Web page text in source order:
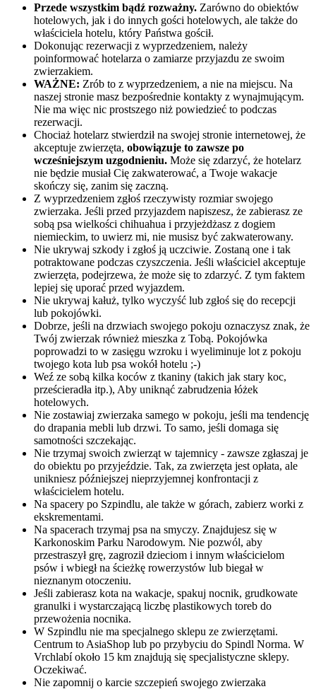
Przede wszystkim bądź rozważny. Zarówno do obiektów
hotelowych, jak i do innych gości hotelowych, ale także do
właściciela hotelu, który Państwa gościł.
Dokonując rezerwacji z wyprzedzeniem, należy
poinformować hotelarza o zamiarze przyjazdu ze swoim
zwierzakiem.
WAŻNE: Zrób to z wyprzedzeniem, a nie na miejscu. Na
naszej stronie masz bezpośrednie kontakty z wynajmującym.
Nie ma więc nic prostszego niż powiedzieć to podczas
rezerwacji.
Chociaż hotelarz stwierdził na swojej stronie internetowej, że
akceptuje zwierzęta, obowiązuje to zawsze po
wcześniejszym uzgodnieniu. Może się zdarzyć, że hotelarz
nie będzie musiał Cię zakwaterować, a Twoje wakacje
skończy się, zanim się zaczną.
Z wyprzedzeniem zgłoś rzeczywisty rozmiar swojego
zwierzaka. Jeśli przed przyjazdem napiszesz, że zabierasz ze
sobą psa wielkości chihuahua i przyjeżdżasz z dogiem
niemieckim, to uwierz mi, nie musisz być zakwaterowany.
Nie ukrywaj szkody i zgłoś ją uczciwie. Zostaną one i tak
potraktowane podczas czyszczenia. Jeśli właściciel akceptuje
zwierzęta, podejrzewa, że ​​może się to zdarzyć. Z tym faktem
lepiej się uporać przed wyjazdem.
Nie ukrywaj kałuż, tylko wyczyść lub zgłoś się do recepcji
lub pokojówki.
Dobrze, jeśli na drzwiach swojego pokoju oznaczysz znak, że
Twój zwierzak również mieszka z Tobą. Pokojówka
poprowadzi to w zasięgu wzroku i wyeliminuje lot z pokoju
twojego kota lub psa wokół hotelu ;-)
Weź ze sobą kilka koców z tkaniny (takich jak stary koc,
prześcieradła itp.), Aby uniknąć zabrudzenia łóżek
hotelowych.
Nie zostawiaj zwierzaka samego w pokoju, jeśli ma tendencję
do drapania mebli lub drzwi. To samo, jeśli domaga się
samotności szczekając.
Nie trzymaj swoich zwierząt w tajemnicy - zawsze zgłaszaj je
do obiektu po przyjeździe. Tak, za zwierzęta jest opłata, ale
unikniesz późniejszej nieprzyjemnej konfrontacji z
właścicielem hotelu.
Na spacery po Szpindlu, ale także w górach, zabierz worki z
ekskrementami.
Na spacerach trzymaj psa na smyczy. Znajdujesz się w
Karkonoskim Parku Narodowym. Nie pozwól, aby
przestraszył grę, zagroził dzieciom i innym właścicielom
psów i wbiegł na ścieżkę rowerzystów lub biegał w
nieznanym otoczeniu.
Jeśli zabierasz kota na wakacje, spakuj nocnik, grudkowate
granulki i wystarczającą liczbę plastikowych toreb do
przewożenia nocnika.
W Szpindlu nie ma specjalnego sklepu ze zwierzętami.
Centrum to AsiaShop lub po przybyciu do Spindl Norma. W
Vrchlabí około 15 km znajdują się specjalistyczne sklepy.
Oczekiwać.
Nie zapomnij o karcie szczepień swojego zwierzaka